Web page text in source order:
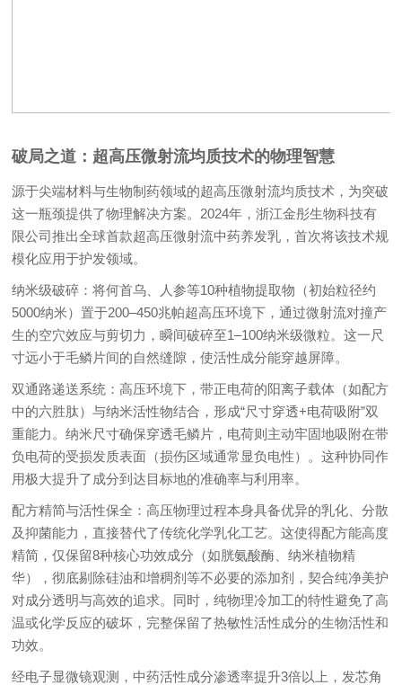
破局之道：超高压微射流均质技术的物理智慧
源于尖端材料与生物制药领域的超高压微射流均质技术，为突破
这一瓶颈提供了物理解决方案。2024年，浙江金彤生物科技有
限公司推出全球首款超高压微射流中药养发乳，首次将该技术规
模化应用于护发领域。
纳米级破碎：将何首乌、人参等10种植物提取物（初始粒径约
5000纳米）置于200–450兆帕超高压环境下，通过微射流对撞产
生的空穴效应与剪切力，瞬间破碎至1–100纳米级微粒。这一尺
寸远小于毛鳞片间的自然缝隙，使活性成分能穿越屏障。
双通路递送系统：高压环境下，带正电荷的阳离子载体（如配方
中的六胜肽）与纳米活性物结合，形成“尺寸穿透+电荷吸附”双
重能力。纳米尺寸确保穿透毛鳞片，电荷则主动牢固地吸附在带
负电荷的受损发质表面（损伤区域通常显负电性）。这种协同作
用极大提升了成分到达目标地的准确率与利用率。
配方精简与活性保全：高压物理过程本身具备优异的乳化、分散
及抑菌能力，直接替代了传统化学乳化工艺。这使得配方能高度
精简，仅保留8种核心功效成分（如胱氨酸酶、纳米植物精
华），彻底剔除硅油和增稠剂等不必要的添加剂，契合纯净美护
对成分透明与高效的追求。同时，纯物理冷加工的特性避免了高
温或化学反应的破坏，完整保留了热敏性活性成分的生物活性和
功效。
经电子显微镜观测，中药活性成分渗透率提升3倍以上，发芯角